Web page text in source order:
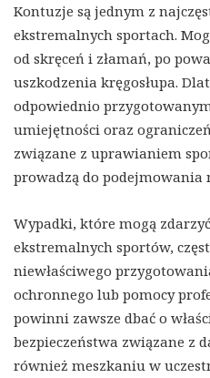
Kontuzje są jednym z
ekstremalnych sportach.
od skręceń i złamań, po
uszkodzenia kręgosłupa.
odpowiednio
umiejętności oraz
związane z uprawianiem
prowadzą do podejmowania
Wypadki, które mogą
ekstremalnych sportów,
niewłaściwego
ochronnego lub pomocy
powinni zawsze dbać o
bezpieczeństwa związane z
również meszkaniu w